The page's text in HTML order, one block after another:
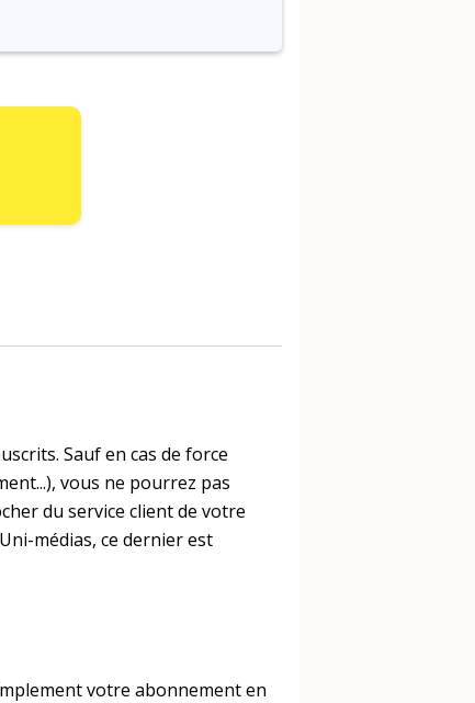
Sauf en cas de force
vous ne pourrez pas
du service client de votre
médias, ce dernier est
votre abonnement en